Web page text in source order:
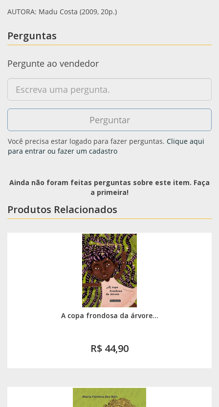
AUTORA: Madu Costa (2009, 20p.)
Perguntas
Pergunte ao vendedor
Você precisa estar logado para fazer perguntas. Clique aqui
para entrar ou fazer um cadastro
Ainda não foram feitas perguntas sobre este item. Faça
a primeira!
Produtos Relacionados
A copa frondosa da árvore...
R$ 44,90